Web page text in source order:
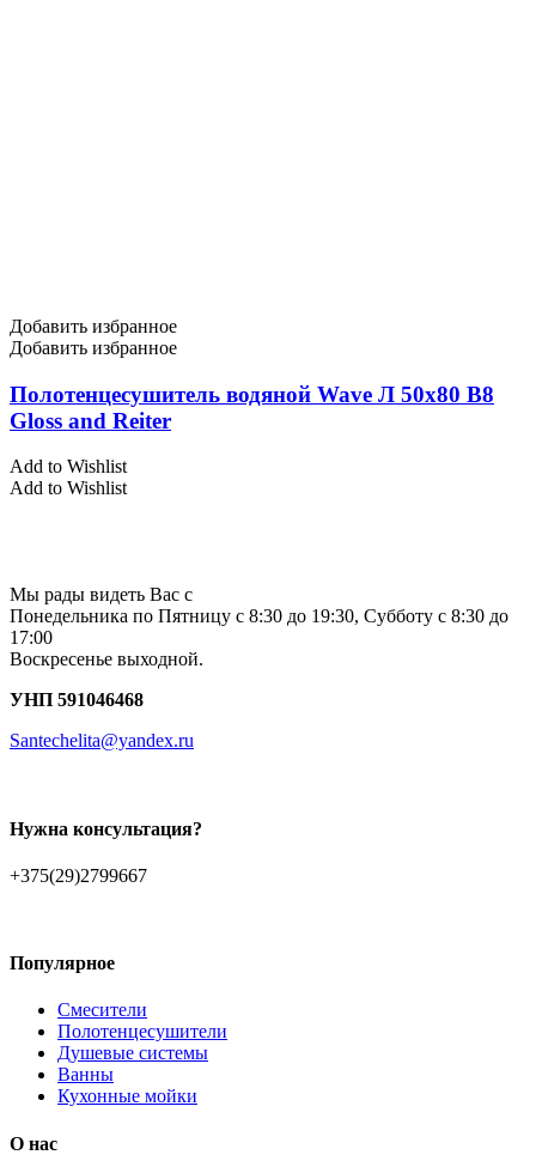
Добавить избранное
Добавить избранное
Полотенцесушитель водяной Wave Л 50х80 В8
Gloss and Reiter
Add to Wishlist
Add to Wishlist
Мы рады видеть Вас с
Понедельника по Пятницу с 8:30 до 19:30, Субботу с 8:30 до
17:00
Воскресенье выходной.
УНП 591046468
Santechelita@yandex.ru
Нужна консультация?
+375(29)2799667
Популярное
Смесители
Полотенцесушители
Душевые системы
Ванны
Кухонные мойки
О нас